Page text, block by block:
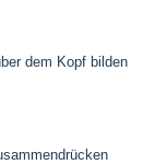
dem Kopf bilden